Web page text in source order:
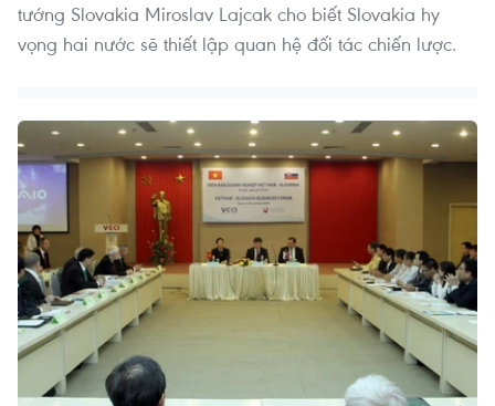
tướng Slovakia Miroslav Lajcak cho biết Slovakia hy
vọng hai nước sẽ thiết lập quan hệ đối tác chiến lược.